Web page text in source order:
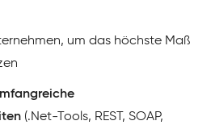
um das höchste Maß
(.Net-Tools, REST, SOAP,